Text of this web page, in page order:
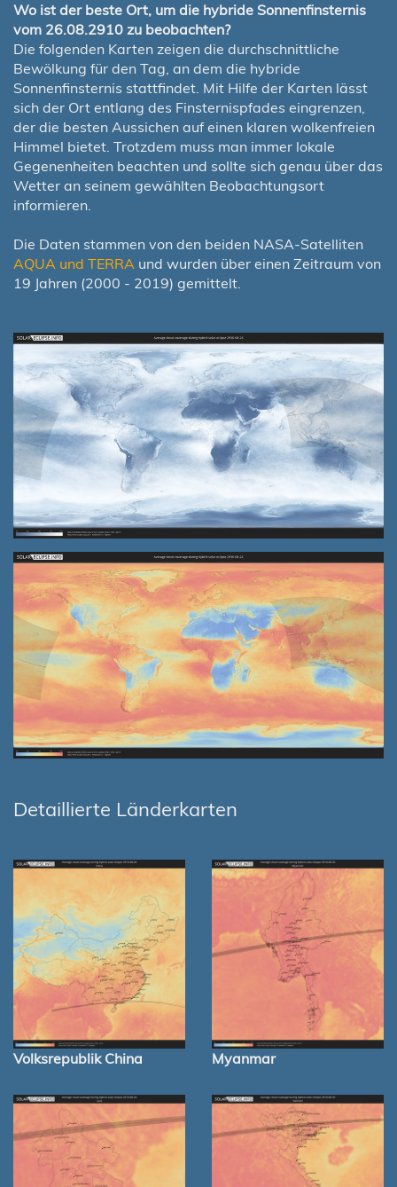
Wo ist der beste Ort, um die hybride Sonnenfinsternis
vom 26.08.2910 zu beobachten?
Die folgenden Karten zeigen die durchschnittliche
Bewölkung für den Tag, an dem die hybride
Sonnenfinsternis stattfindet. Mit Hilfe der Karten lässt
sich der Ort entlang des Finsternispfades eingrenzen,
der die besten Aussichen auf einen klaren wolkenfreien
Himmel bietet. Trotzdem muss man immer lokale
Gegenenheiten beachten und sollte sich genau über das
Wetter an seinem gewählten Beobachtungsort
informieren.
Die Daten stammen von den beiden NASA-Satelliten
AQUA und TERRA und wurden über einen Zeitraum von
19 Jahren (2000 - 2019) gemittelt.
Detaillierte Länderkarten
Volksrepublik China Myanmar